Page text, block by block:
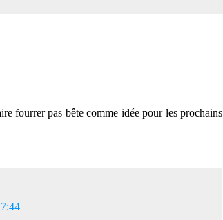
fourrer pas bête comme idée pour les prochains